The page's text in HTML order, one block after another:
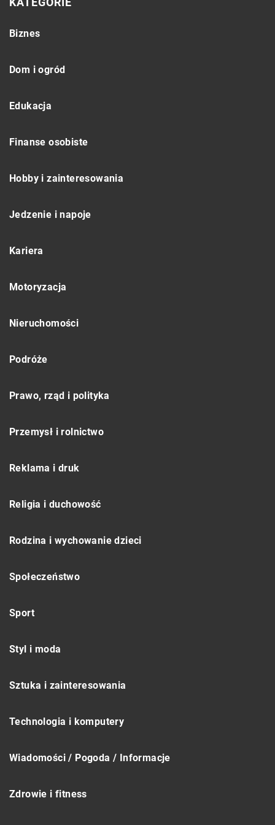
Biznes
Dom i ogród
Edukacja
Finanse osobiste
Hobby i zainteresowania
Jedzenie i napoje
Kariera
Motoryzacja
Nieruchomości
Podróże
Prawo, rząd i polityka
Przemysł i rolnictwo
Reklama i druk
Religia i duchowość
Rodzina i wychowanie dzieci
Społeczeństwo
Sport
Styl i moda
Sztuka i zainteresowania
Technologia i komputery
Wiadomości / Pogoda / Informacje
Zdrowie i fitness